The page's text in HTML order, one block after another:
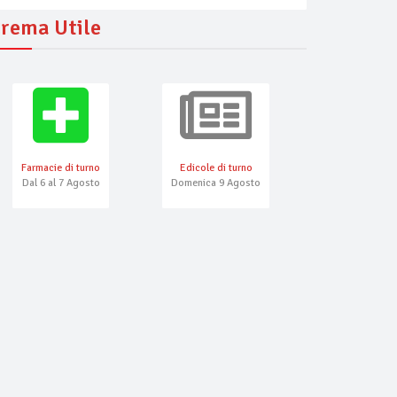
Utile
Farmacie di turno
Dal 6 al 7 Agosto
Edicole di turno
Domenica 9 Agosto